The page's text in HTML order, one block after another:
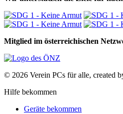
Mitglied im österreichischen
© 2026 Verein PCs für alle, created
Hilfe bekommen
Geräte bekommen